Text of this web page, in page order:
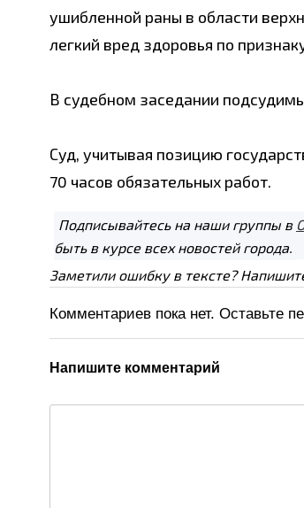
ушибленной раны в области
легкий вред здоровья по
В судебном заседании
Суд, учитывая позицию
70 часов обязательных работ.
Подписывайтесь на наши группы в
быть в курсе всех новостей города.
Заметили ошибку в тексте?
Комментариев пока нет. Оставьте
Напишите комментарий